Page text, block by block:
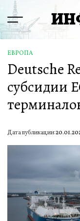
Перейти
содержимому
Menu
ОПУБЛИКОВАНО
В
ЕВРОПА
Deutsche
субсидии
Дата публикации: